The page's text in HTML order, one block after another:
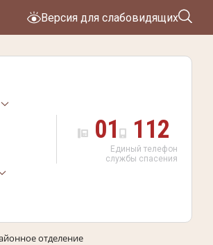
Версия для слабовидящих
01 112
Единый телефон
службы спасения
отделение